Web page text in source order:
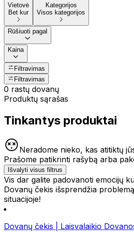
Vietovė
Bet kur
Kategorijos
Visos kategorijos
Rūšiuoti pagal
Kaina
Filtravimas
Filtravimas
0 rastų dovanų
Produktų sąrašas
Tinkantys produktai
Neradome nieko, kas atitiktų
Prašome patikrinti rašybą arba
Išvalyti visus filtrus
Vis dar galite padovanoti emocijų
Dovanų čekis išsprendžia
situacijoje!
Dovanų čekis | Laisvalaikio